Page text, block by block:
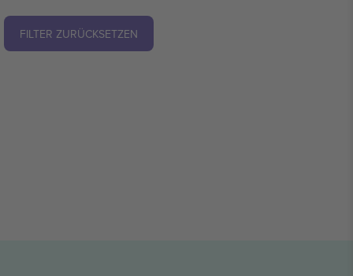
FILTER ZURÜCKSETZEN